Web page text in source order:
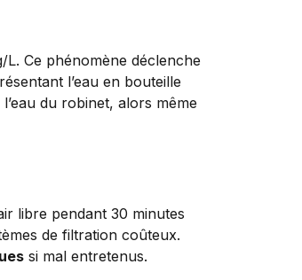
Ce phénomène déclenche
l’eau en bouteille
du robinet, alors même
libre pendant 30 minutes
de filtration coûteux.
si mal entretenus.